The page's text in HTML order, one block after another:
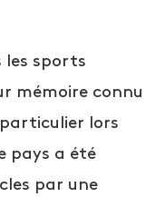
les sports
mémoire connu
lors
pays a été
par une